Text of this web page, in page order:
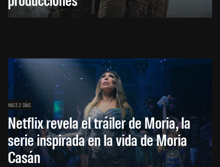
HACE 2 DÍAS
Netflix revela el tráiler de Moria, la
serie inspirada en la vida de Moria
Casán